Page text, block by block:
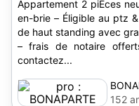
Appartement 2 piÈces
en-brie – Éligible au ptz
de haut standing avec
– frais de notaire offerts & ptz pour
contactez...
152